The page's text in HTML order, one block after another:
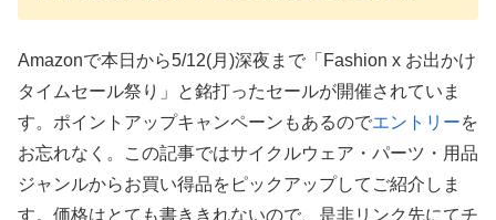
Amazonで本日から5/12(月)深夜まで「Fashion x お出かけ
タイムセール祭り」と銘打ったセールが開催されていま
す。ポイントアップキャンペーンもあるのでエントリーを
お忘れなく。この記事ではサイクルウェア・パーツ・用品
ジャンルからお買い得品をピックアップしてご紹介しま
す。価格はとても書ききれないので、是非リンク先にてチ